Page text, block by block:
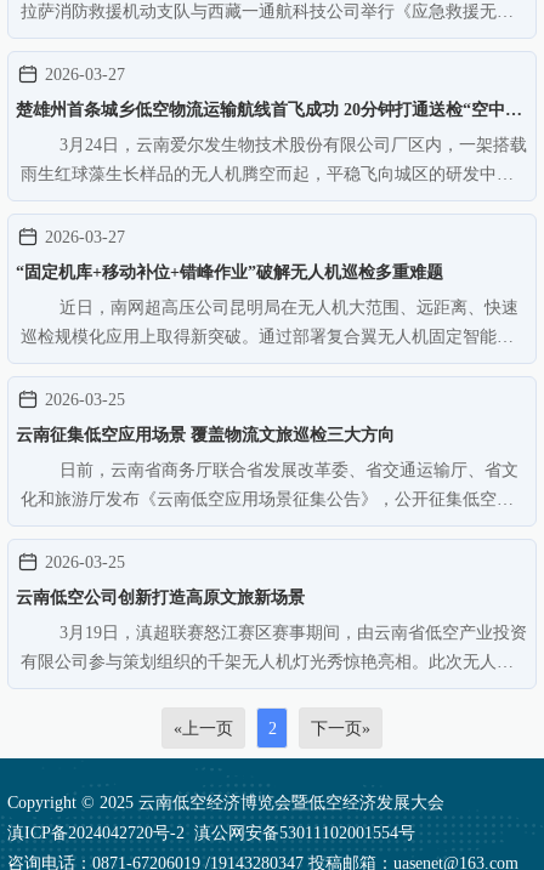
拉萨消防救援机动支队与西藏一通航科技公司举行《应急救援无人
机保障协议》签约仪式，着力建立长期、稳定、高效的应急救援无
人机保障机制，全面提升高原高寒、高山峡谷等复杂条件下的应急
通信、灾情侦察、物资投送…
2026-03-27
楚雄州首条城乡低空物流运输航线首飞成功 20分钟打通送检“空中通
3月24日，云南爱尔发生物技术股份有限公司厂区内，一架搭载
雨生红球藻生长样品的无人机腾空而起，平稳飞向城区的研发中
心。这标志着全州首条城乡低空物流运输航线正式开通，也是第一
个生物医药低空样品运输项目首飞成功。“此条航线全程约35公里，
仅用时20分钟，较传统车…
2026-03-27
“固定机库+移动补位+错峰作业”破解无人机巡检多重难题
近日，南网超高压公司昆明局在无人机大范围、远距离、快速
巡检规模化应用上取得新突破。通过部署复合翼无人机固定智能机
库，实现重点线路区段全自动、常态化巡检。针对机库暂未覆盖的
偏远线路，同步采用移动复合翼无人机开展现场灵活作业，全面补
齐全域线路数据飞巡采集能…
2026-03-25
云南征集低空应用场景 覆盖物流文旅巡检三大方向
日前，云南省商务厅联合省发展改革委、省交通运输厅、省文
化和旅游厅发布《云南低空应用场景征集公告》，公开征集低空应
用场景，申报截止时间为2026年4月10日。本次征集面向从事低空领
域的企事业单位、社会组织、行业机构、社会团体、高校及科研院
所等主体，重点围绕低空…
2026-03-25
云南低空公司创新打造高原文旅新场景
3月19日，滇超联赛怒江赛区赛事期间，由云南省低空产业投资
有限公司参与策划组织的千架无人机灯光秀惊艳亮相。此次无人机
表演以“云南低空智领高原”为主题，依托业内领先的无人机集群智
控技术，将生态理念、地方文旅品牌、民族特色与体育赛事深度融
«上一页 2 下一页»
Copyright © 2025 云南低空经济博览会暨低空经济发展大会
滇ICP备2024042720号-2滇公网安备53011102001554号
咨询电话：0871-67206019 /19143280347 投稿邮箱：uasenet@163.com